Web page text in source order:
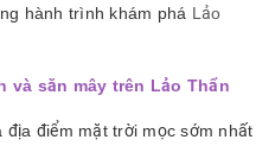
hành trình khám phá Lảo
và săn mây trên Lảo Thẩn
địa điểm mặt trời mọc sớm nhất